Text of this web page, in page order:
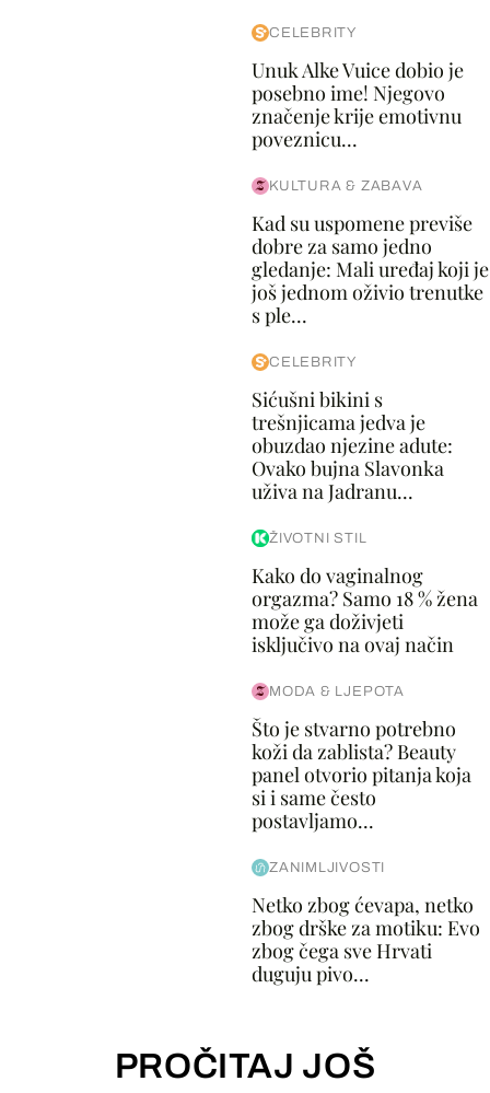
CELEBRITY
Unuk Alke Vuice dobio je
posebno ime! Njegovo
značenje krije emotivnu
poveznicu...
KULTURA & ZABAVA
Kad su uspomene previše
dobre za samo jedno
gledanje: Mali uređaj koji je
još jednom oživio trenutke
s ple...
CELEBRITY
Sićušni bikini s
trešnjicama jedva je
obuzdao njezine adute:
Ovako bujna Slavonka
uživa na Jadranu...
ŽIVOTNI STIL
Kako do vaginalnog
orgazma? Samo 18 % žena
može ga doživjeti
isključivo na ovaj način
MODA & LJEPOTA
Što je stvarno potrebno
koži da zablista? Beauty
panel otvorio pitanja koja
si i same često
postavljamo...
ZANIMLJIVOSTI
Netko zbog ćevapa, netko
zbog drške za motiku: Evo
zbog čega sve Hrvati
duguju pivo...
PROČITAJ JOŠ